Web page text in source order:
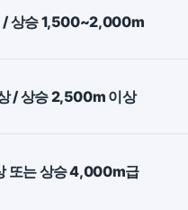
상승 1,500~2,000m
/ 상승 2,500m 이상
또는 상승 4,000m급